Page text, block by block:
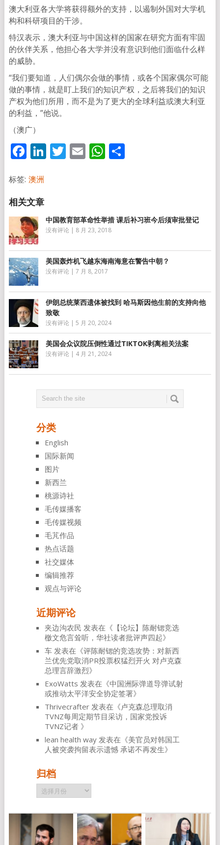
澳大利亚各大学将获得额外的支持，以遏制外国对大学机
构和科研项目的干涉。
特汉表示，澳大利亚与中国这样的国家在研究方面有牢固
的伙伴关系，他担心各大学并没有意识到他们面临什么样
的威胁。
“我们要知道，人们偶尔会做的事情，或各个国家偶尔可能
做的事情，就是盯上我们的知识产权，之后将我们的知识
产权为他们所用，而不是为了更大的全球利益或澳大利亚
的利益，”他说。
（澳广）
Facebook
LinkedIn
Twitter
EmailWhatsApp
分
标签: 澳洲
中国教育部革命性举措 课后补习班今后须审批登记
没有评论 | 8 月 23, 2018
美国轰炸机飞越东海南海意在警告中朝？
没有评论 | 7 月 8, 2017
伊朗总统莱西遗体被找到 哈马斯因他生前的支持向他
致敬
没有评论 | 5 月 20, 2024
美国会众议院压倒性通过TIKTOK剥离相关法案
没有评论 | 4 月 21, 2024
分类
English
国际新闻
图片
新西兰
桃源诗社
毛传媒播客
毛传媒视频
毛芃作品
热点话题
社交媒体
编辑推荐
观点与评论
近期评论
夹边沟农民 发表在《 【论坛】陈耐锶竞选
檄文危言耸听，华社读者批评声四起》
车发表在《评陈耐锶的竞选攻势：对新西
兰优先党取消PR投票权猛烈开火 对卢克森
总理言辞激烈》
ExoWatts 发表在《中国洲际弹道导弹试射
或推动太平洋安全协定签署》
Thrivecrafter发表在《卢克森总理取消
TVNZ每周定期节目采访，国家党投诉
TVNZ记者 》
lean health way发表在《美官员对韩国工
人被突袭拘留表示遗憾 承诺不再发生》
归档
归
档